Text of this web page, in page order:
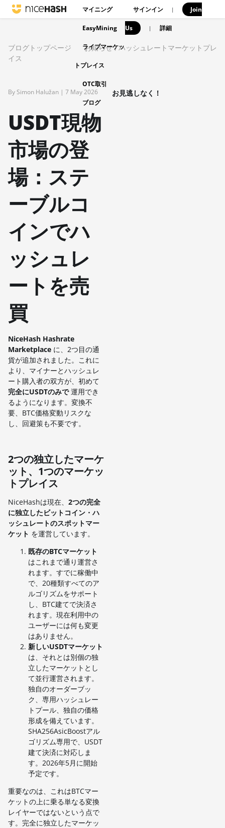
マイニング
EasyMining
ライブマーケッ
トプレイス
OTC取引
ブログ
サインイン | Join
Us | 詳細
ブログトップページ お知らせ , ハッシュレートマーケットプレ
イス
By Simon Halužan | 7 May 2026
USDT現物
市場の登
場：ステ
ーブルコ
インでハ
ッシュレ
ートを売
買
NiceHash Hashrate
Marketplace に、2つ目の通
貨が追加されました。これに
より、マイナーとハッシュレ
ート購入者の双方が、初めて
完全にUSDTのみで運用でき
るようになります。変換不
要、BTC価格変動リスクな
し、回避策も不要です。
2つの独立したマーケ
ット、1つのマーケッ
トプレイス
NiceHashは現在、 2つの完全
に独立したビットコイン・ハ
ッシュレートのスポットマー
ケット を運営しています。
既存のBTCマーケット
はこれまで通り運営さ
れます。すでに稼働中
で、20種類すべてのア
ルゴリズムをサポート
し、BTC建てで決済さ
れます。現在利用中の
ユーザーには何も変更
はありません。
新しいUSDTマーケット
は、それとは別個の独
立したマーケットとし
て並行運営されます。
独自のオーダーブッ
ク、専用ハッシュレー
トプール、独自の価格
形成を備えています。
SHA256AsicBoostアル
ゴリズム専用で、USDT
建て決済に対応しま
す。2026年5月に開始
予定です。
重要なのは、これはBTCマー
ケットの上に乗る単なる変換
レイヤーではないという点で
す。完全に独立したマーケッ
お見逃しなく！